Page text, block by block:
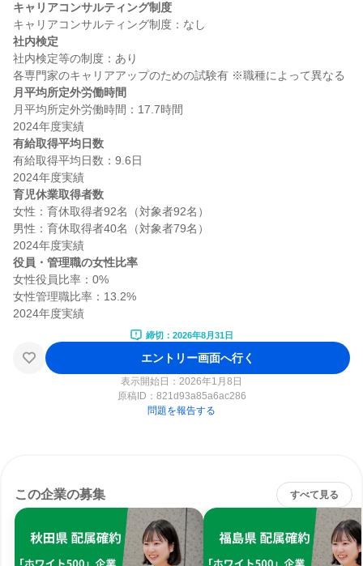
キャリアコンサルティング制度
社内検定
社内検定等の制度：あり
月平均所定外労働時間
月平均所定外労働時間：17.7時間
有給取得平均日数
有給取得平均日数：9.6日
育児休業取得者数
女性：育休取得者92名（対象者92名）
男性：育休取得者40名（対象者79名）
役員・管理職の女性比率
女性役員比率：0%
女性管理職比率：13.2%
締切：2026年8月31日
エントリー画面へ行く
表示開始日：2026年1月8日
原稿ID： 821d93a85a6ac286
問題を報告する
この企業の募集 すべて見る